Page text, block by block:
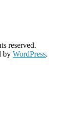
reserved.
by WordPress.